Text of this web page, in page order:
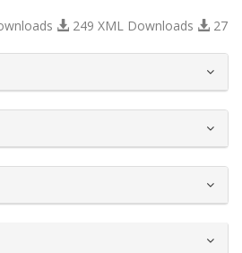
249 XML Downloads 27